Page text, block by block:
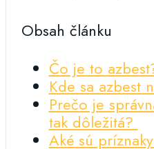
Obsah článku
Čo je to
Kde sa azbest
Prečo je
tak dôležitá?
Aké sú